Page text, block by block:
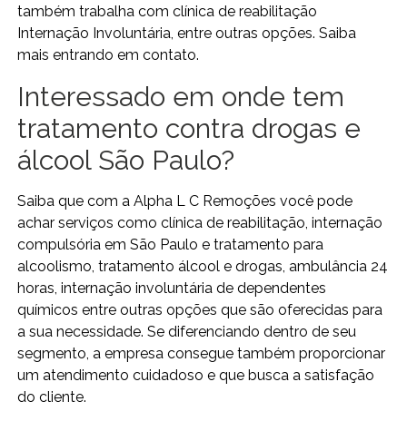
também trabalha com clínica de reabilitação
Internação Involuntária, entre outras opções. Saiba
mais entrando em contato.
Interessado em onde tem
tratamento contra drogas e
álcool São Paulo?
Saiba que com a Alpha L C Remoções você pode
achar serviços como clínica de reabilitação, internação
compulsória em São Paulo e tratamento para
alcoolismo, tratamento álcool e drogas, ambulância 24
horas, internação involuntária de dependentes
químicos entre outras opções que são oferecidas para
a sua necessidade. Se diferenciando dentro de seu
segmento, a empresa consegue também proporcionar
um atendimento cuidadoso e que busca a satisfação
do cliente.